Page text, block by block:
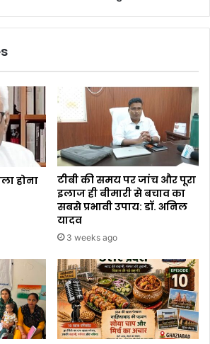
होना
टीबी की समय पर जांच और पूरा
इलाज ही बीमारी से बचाव का
सबसे प्रभावी उपाय: डॉ. अनिल
यादव
3 weeks ago